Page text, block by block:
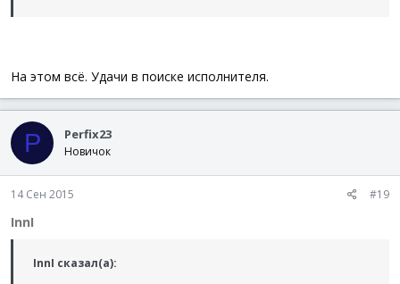
На этом всё. Удачи в поиске исполнителя.
P Perfix23
Новичок
14 Сен 2015 #19
InnI
InnI сказал(а):